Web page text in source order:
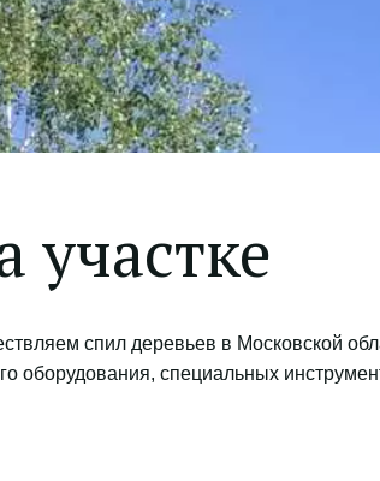
участке
спил деревьев в Московской
оборудования, специальных